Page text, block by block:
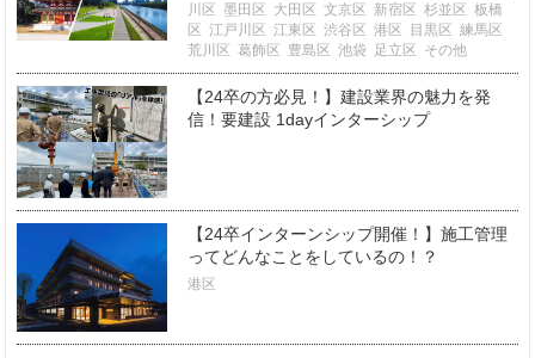
川区
墨田区 大田区 文京区 新宿区 杉並区 板橋
区 江戸川区 江東区 渋谷区 港区 目黒区 練馬区
荒川区 葛飾区 豊島区 池袋 足立区 その他
【24卒の方必見！】建設業界の魅力を発
信！要建設 1dayインターシップ
【24卒インターンシップ開催！】施工管理
ってどんなことをしているの！？
港区